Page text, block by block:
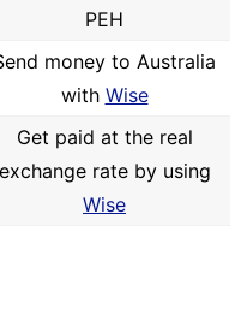
PEH
money to Australia
with Wise
Get paid at the real
exchange rate by using
Wise